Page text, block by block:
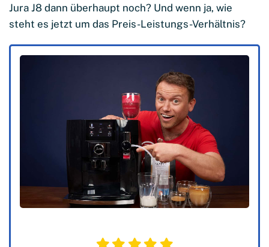
Jura J8 dann überhaupt noch? Und wenn ja, wie
steht es jetzt um das Preis-Leistungs-Verhältnis?